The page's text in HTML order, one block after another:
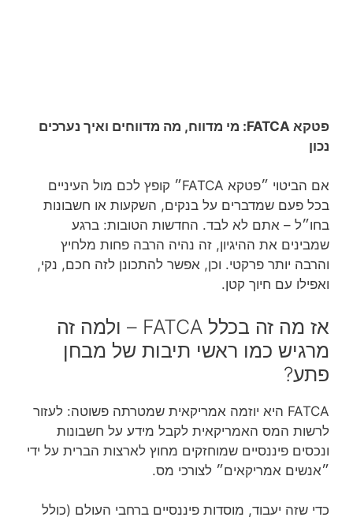
פטקא FATCA: מי מדווח, מה מדווחים ואיך נערכים
נכון
אם הביטוי ״פטקא FATCA״ קופץ לכם מול העיניים
בכל פעם שמדברים על בנקים, השקעות או חשבונות
בחו״ל – אתם לא לבד. החדשות הטובות: ברגע
שמבינים את ההיגיון, זה נהיה הרבה פחות מלחיץ
והרבה יותר פרקטי. וכן, אפשר להתכונן לזה חכם, נקי,
ואפילו עם חיוך קטן.
אז מה זה בכלל FATCA – ולמה זה
מרגיש כמו ראשי תיבות של מבחן
פתע?
FATCA היא יוזמה אמריקאית שמטרתה פשוטה: לעזור
לרשות המס האמריקאית לקבל מידע על חשבונות
ונכסים פיננסיים שמוחזקים מחוץ לארצות הברית על ידי
״אנשים אמריקאים״ לצורכי מס.
כדי שזה יעבוד, מוסדות פיננסיים ברחבי העולם (כולל